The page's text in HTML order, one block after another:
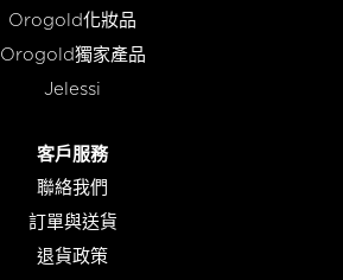
Orogold化妝品
Orogold獨家產品
Jelessi
客戶服務
聯絡我們
訂單與送貨
退貨政策